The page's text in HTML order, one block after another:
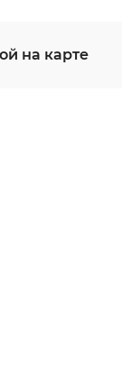
на карте